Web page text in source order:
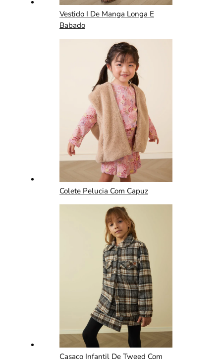
Vestido I De Manga Longa E
Babado
Colete Pelucia Com Capuz
Casaco Infantil De Tweed Com